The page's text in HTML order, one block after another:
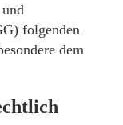
folgenden
dem